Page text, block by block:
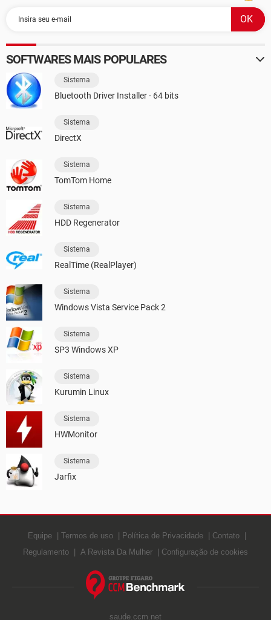
SOFTWARES MAIS POPULARES
Sistema
Bluetooth Driver Installer - 64 bits
Sistema
DirectX
Sistema
TomTom Home
Sistema
HDD Regenerator
Sistema
RealTime (RealPlayer)
Sistema
Windows Vista Service Pack 2
Sistema
SP3 Windows XP
Sistema
Kurumin Linux
Sistema
HWMonitor
Sistema
Jarfix
Equipe Termos de uso Política de Privacidade
Contato
Regulamento
A Revista Da Mulher Configuração de cookies
saude.ccm.net